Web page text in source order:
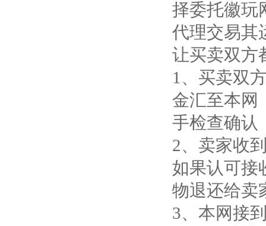
择委托徽玩
代理交易其
让买卖双方
1、买卖双
金汇至本网
手检查确认
2、卖家收
如果认可接
物退还给卖
3、本网接